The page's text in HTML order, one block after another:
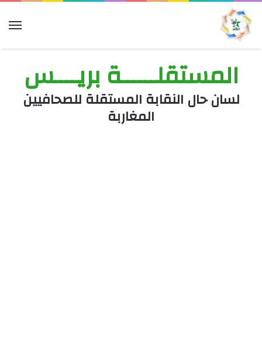
المستقلــــــة بريــــس
لسان حال النقابة المستقلة للصحافيين
المغاربة